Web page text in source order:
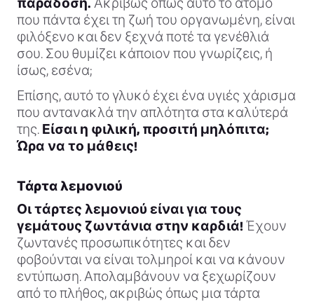
παράδοση. Ακριβώς όπως αυτό το άτομο
που πάντα έχει τη ζωή του οργανωμένη, είναι
φιλόξενο και δεν ξεχνά ποτέ τα γενέθλιά
σου. Σου θυμίζει κάποιον που γνωρίζεις, ή
ίσως, εσένα;
Επίσης, αυτό το γλυκό έχει ένα υγιές χάρισμα
που αντανακλά την απλότητα στα καλύτερά
της. Είσαι η φιλική, προσιτή μηλόπιτα;
Ώρα να το μάθεις!
Τάρτα λεμονιού
Οι τάρτες λεμονιού είναι για τους
γεμάτους ζωντάνια στην καρδιά! Έχουν
ζωντανές προσωπικότητες και δεν
φοβούνται να είναι τολμηροί και να κάνουν
εντύπωση. Απολαμβάνουν να ξεχωρίζουν
από το πλήθος, ακριβώς όπως μια τάρτα